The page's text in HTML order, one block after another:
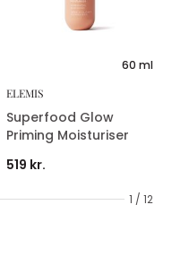
1 / 12
60 ml
ELEMIS
Superfood Glow
Priming Moisturiser
519 kr.